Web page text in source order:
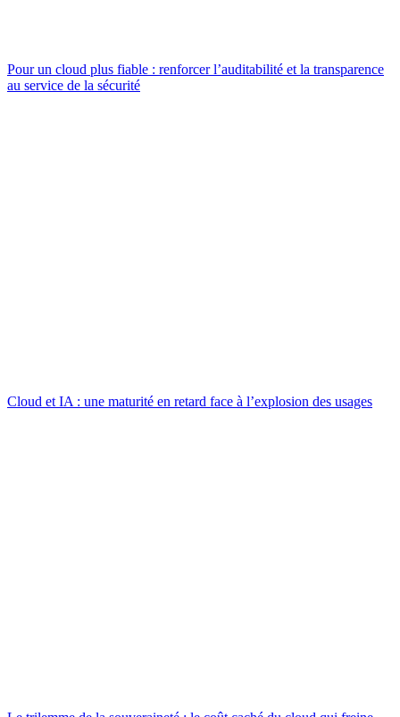
Pour un cloud plus fiable : renforcer l’auditabilité et la transparence
au service de la sécurité
Cloud et IA : une maturité en retard face à l’explosion des usages